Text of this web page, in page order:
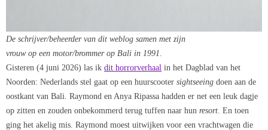
De schrijver/beheerder van dit weblog samen met zijn
vrouw op een motor/brommer op Bali in 1991
Gisteren (4 juni 2026) las ik dit horrorverhaal in het Dagblad van het
Noorden: Nederlands stel gaat op een huurscooter sightseeing doen aan de
oostkant van Bali. Raymond en Anya Ripassa hadden er net een leuk dagje
op zitten en zouden onbekommerd terug tuffen naar hun resort . En toen
ging het akelig mis. Raymond moest uitwijken voor een vrachtwagen die